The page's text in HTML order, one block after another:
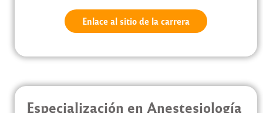
Enlace al sitio de la carrera
Especialización en Anestesiología